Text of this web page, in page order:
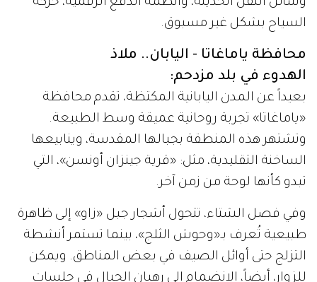
وسائل النقل الحديثة، وأنظمة الدفع الرقمية، حركة
السياح بشكل غير مسبوق.
محافظة ياماغاتا - اليابان.. ملاذ
الهدوء في بلد مزدحم:
بعيداً عن المدن اليابانية المكتظة، تقدم محافظة
«ياماغاتا» تجربة روحانية عميقة وسط الطبيعة.
وتشتهر هذه المنطقة بجبالها المقدسة، وينابيعها
الساخنة التقليدية، مثل: «قرية جينزان أونسن»، التي
تبدو كأنها لوحة من زمن آخر.
وفي فصل الشتاء، تتحول أشجار جبل «زاو» إلى ظاهرة
طبيعية تُعرف بـ«وحوش الثلج»، بينما تستمر أنشطة
التزلج حتى أوائل الصيف في بعض المناطق. ويمكن
للزوار، أيضاً، الانضمام إلى رهبان الجبال في جلسات